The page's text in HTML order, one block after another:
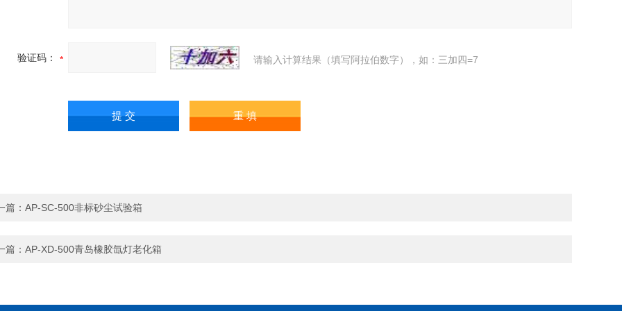
验证码： 请输入计算结果（填写阿拉伯数字），如：三加四=7
篇： AP-SC-500非标砂尘试验箱
篇： AP-XD-500青岛橡胶氙灯老化箱